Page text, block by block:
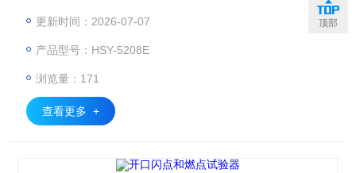
更新时间：2026-07-07
产品型号：HSY-5208E
浏览量：171
查看更多 +
顶部